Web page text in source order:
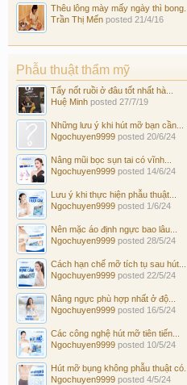
Thêu lông mày mấy ngày thì bong...
Trần Thị Mến posted 21/4/16
Phẫu thuật thẩm mỹ
Tẩy nốt ruồi ở đâu tốt nhất hà...
Huệ Minh posted 27/7/19
Những lưu ý khi hút mỡ bạn cần...
Ngochuyen9999 posted 20/6/24
Nâng mũi bọc sụn tai có vĩnh...
Ngochuyen9999 posted 14/6/24
Lưu ý khi thực hiện phẫu thuật...
Ngochuyen9999 posted 1/6/24
Nên mặc áo định ngực bao lâu...
Ngochuyen9999 posted 28/5/24
Cách hạn chế mỡ tích tụ sau hút...
Ngochuyen9999 posted 22/5/24
Nâng ngực phù hợp nhất ở độ...
Ngochuyen9999 posted 16/5/24
Các công nghệ hút mỡ tiên tiến...
Ngochuyen9999 posted 10/5/24
Hút mỡ bụng không phẫu thuật có...
Ngochuyen9999 posted 4/5/24